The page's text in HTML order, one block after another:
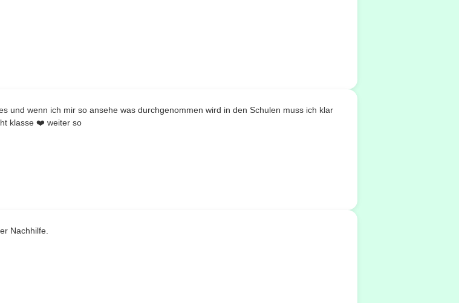
und wenn ich mir so ansehe was durchgenommen wird in den Schulen muss ich klar
klasse ❤️ weiter so
Nachhilfe.